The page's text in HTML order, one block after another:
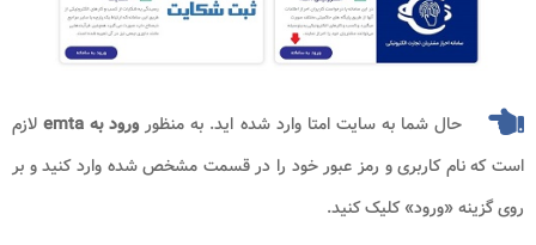
حال شما به سایت امتا وارد شده اید. به منظور ورود به emta
لازم
است که نام کاربری و رمز عبور خود را در قسمت مشخص شده وارد کنید و بر
روی گزینه «ورود» کلیک کنید.